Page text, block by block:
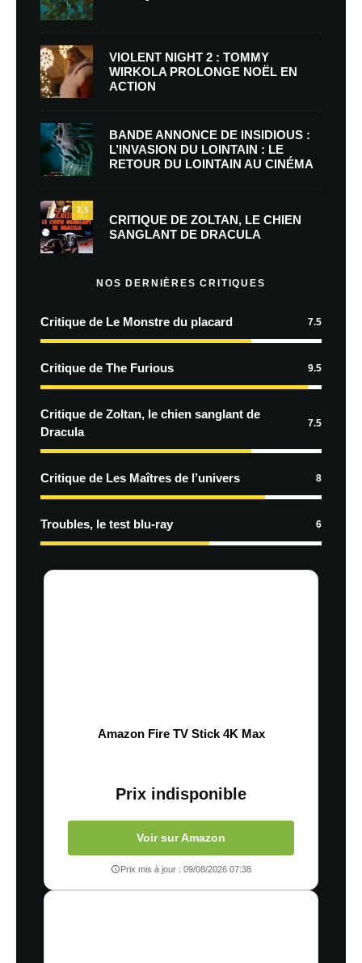
VIOLENT NIGHT 2 : TOMMY
WIRKOLA PROLONGE NOËL EN
ACTION
BANDE ANNONCE DE INSIDIOUS :
L’INVASION DU LOINTAIN : LE
RETOUR DU LOINTAIN AU CINÉMA
7.5
CRITIQUE DE ZOLTAN, LE CHIEN
SANGLANT DE DRACULA
NOS DERNIÈRES CRITIQUES
Critique de Le Monstre du placard 7.5
Critique de The Furious 9.5
Critique de Zoltan, le chien sanglant de
Dracula
7.5
Critique de Les Maîtres de l’univers 8
Troubles, le test blu-ray 6
Amazon Fire TV Stick 4K Max
Prix indisponible
Voir sur Amazon
Prix mis à jour : 09/08/2026 07:38